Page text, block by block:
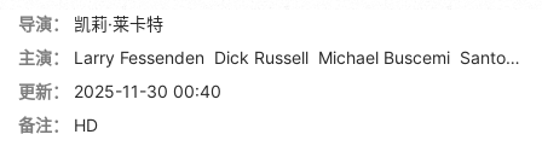
导演：
凯莉·莱卡特
主演：
Larry Fessenden Dick Russell Michael Buscemi Santo Fazio
更新：
2025-11-30 00:40
备注：
HD